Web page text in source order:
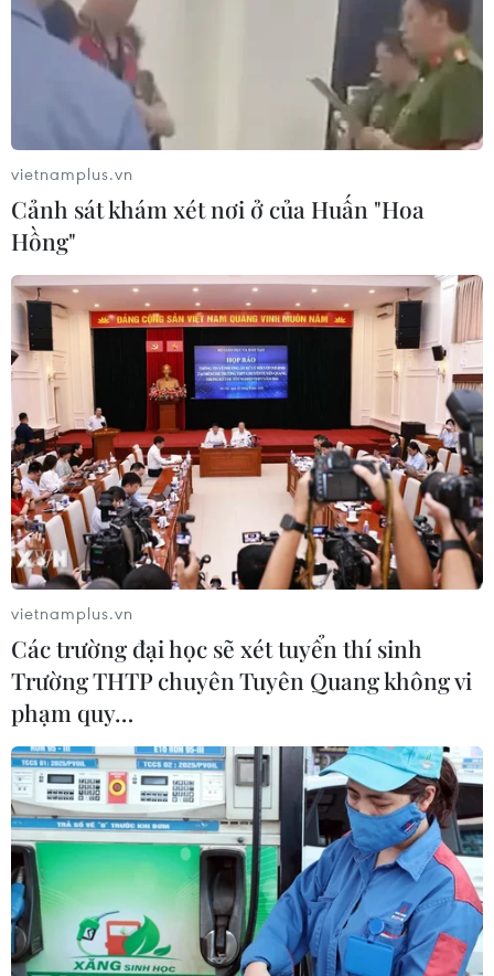
Giá vàng ngày 6/8: Bảng giá tại các
công ty vàng bạc đá quý
Giá dầu thô biến động nhẹ khi triển
vọng đàm phán Trung Đông vẫn khó
đoán
06/08/2026 00:26
Giá vàng thế giới tăng mạnh nhất kể
từ tháng Hai
06/08/2026 00:26
Dow Jones lập đỉnh kỷ lục nhờ diễn
biến tích cực tại Trung Đông
Vận chuyển quá cảnh hàng giả và
xâm phạm sở hữu trí tuệ diễn biến
phức tạp
05/08/2026 13:44
Xuất khẩu gạo Thái Lan giảm gần
19% trong nửa đầu năm 2026
05/08/2026 11:36
vietnamplus.vn
Cảnh sát khám xét nơi ở của Huấn "Hoa
Hồng"
vietnamplus.vn
Các trường đại học sẽ xét tuyển thí sinh
Trường THTP chuyên Tuyên Quang không vi
phạm quy…